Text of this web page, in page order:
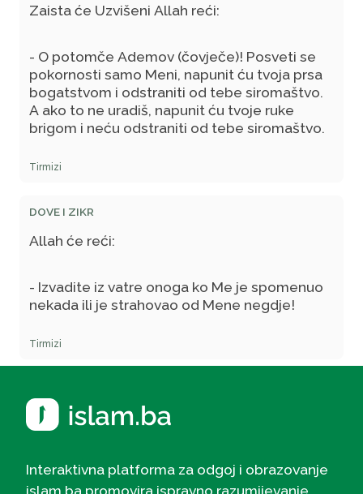
Zaista će Uzvišeni Allah reći:
- O potomče Ademov (čovječe)! Posveti se
pokornosti samo Meni, napunit ću tvoja prsa
bogatstvom i odstraniti od tebe siromaštvo.
A ako to ne uradiš, napunit ću tvoje ruke
brigom i neću odstraniti od tebe siromaštvo.
Tirmizi
DOVE I ZIKR
Allah će reći:
- Izvadite iz vatre onoga ko Me je spomenuo
nekada ili je strahovao od Mene negdje!
Tirmizi
Interaktivna platforma za odgoj i obrazovanje
islam.ba promovira ispravno razumijevanje